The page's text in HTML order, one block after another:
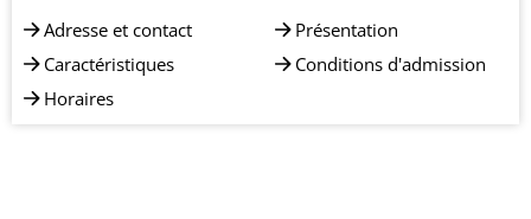
Adresse et contact
Caractéristiques
Horaires
Présentation
Conditions d'admission